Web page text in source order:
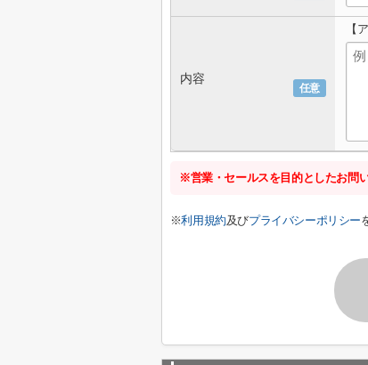
任意
内容
【
※営業・セールスを目的としたお問
※利用規約及びプライバシーポリシー